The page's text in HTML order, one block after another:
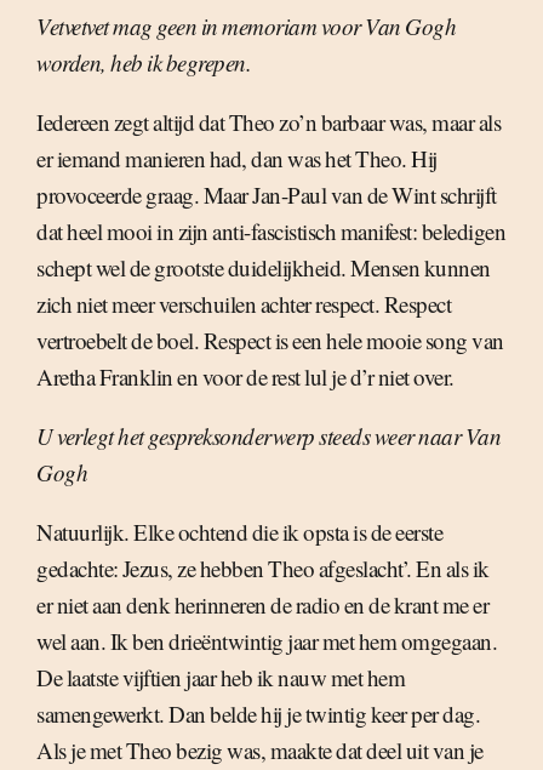
Vetvetvet mag geen in memoriam voor Van Gogh
worden, heb ik begrepen.
Iedereen zegt altijd dat Theo zo’n barbaar was, maar als
er iemand manieren had, dan was het Theo. Hij
provoceerde graag. Maar Jan-Paul van de Wint schrijft
dat heel mooi in zijn anti-fascistisch manifest: beledigen
schept wel de grootste duidelijkheid. Mensen kunnen
zich niet meer verschuilen achter respect. Respect
vertroebelt de boel. Respect is een hele mooie song van
Aretha Franklin en voor de rest lul je d’r niet over.
U verlegt het gespreksonderwerp steeds weer naar Van
Gogh
Natuurlijk. Elke ochtend die ik opsta is de eerste
gedachte: Jezus, ze hebben Theo afgeslacht’. En als ik
er niet aan denk herinneren de radio en de krant me er
wel aan. Ik ben drieëntwintig jaar met hem omgegaan.
De laatste vijftien jaar heb ik nauw met hem
samengewerkt. Dan belde hij je twintig keer per dag.
Als je met Theo bezig was, maakte dat deel uit van je